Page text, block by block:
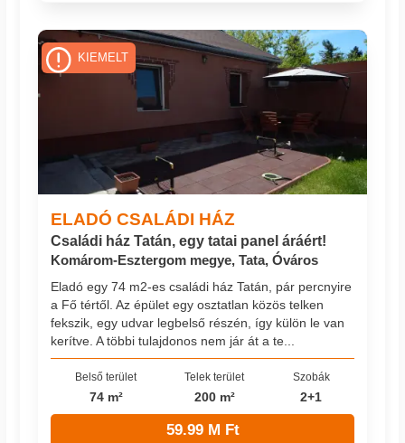
ELADÓ CSALÁDI HÁZ
Családi ház Tatán, egy tatai panel áráért!
Komárom-Esztergom megye, Tata, Óváros
Eladó egy 74 m2-es családi ház Tatán, pár percnyire
a Fő tértől. Az épület egy osztatlan közös telken
fekszik, egy udvar legbelső részén, így külön le van
kerítve. A többi tulajdonos nem jár át a te...
Belső terület
74 m²
Telek terület
200 m²
Szobák
2+1
59.99 M Ft
KIEMELT